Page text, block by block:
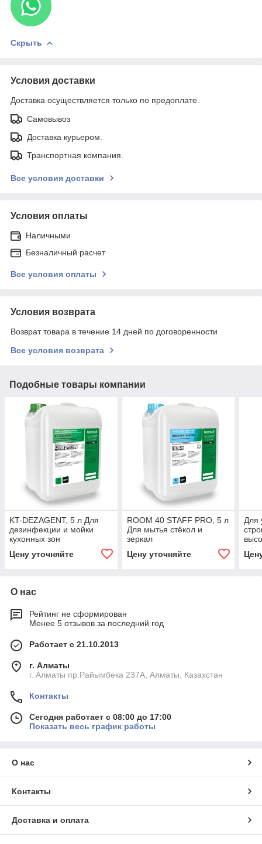
Скрыть
Условия доставки
Доставка осуществляется только по предоплате.
Самовывоз
Доставка курьером.
Транспортная компания.
Все условия доставки
Условия оплаты
Наличными
Безналичный расчет
Все условия оплаты
Условия возврата
Возврат товара в течение 14 дней по договоренности
Все условия возврата
Подобные товары компании
KT-DEZAGENT, 5 л Для
дезинфекции и мойки
кухонных зон
Цену уточняйте
ROOM 40 STAFF PRO, 5 л
Для мытья стёкол и
зеркал
Цену уточняйте
Для
О нас
Рейтинг не сформирован
Менее 5 отзывов за последний год
Работает с 21.10.2013
г. Алматы
г. Алматы пр.Райымбека 237А, Алматы, Казахстан
Контакты
Сегодня работает с 08:00 до 17:00
Показать весь график работы
О нас
Контакты
Доставка и оплата